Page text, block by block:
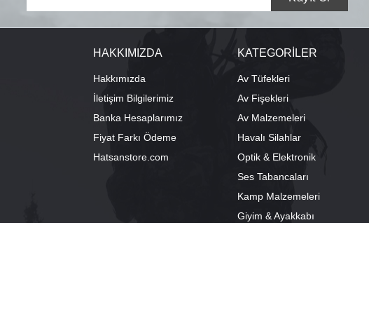
HAKKIMIZDA
Hakkımızda
İletişim Bilgilerimiz
Banka Hesaplarımız
Fiyat Farkı Ödeme
Hatsanstore.com
KATEGORİLER
Av Tüfekleri
Av Fişekleri
Av Malzemeleri
Havalı Silahlar
Optik & Elektronik
Ses Tabancaları
Kamp Malzemeleri
Giyim & Ayakkabı